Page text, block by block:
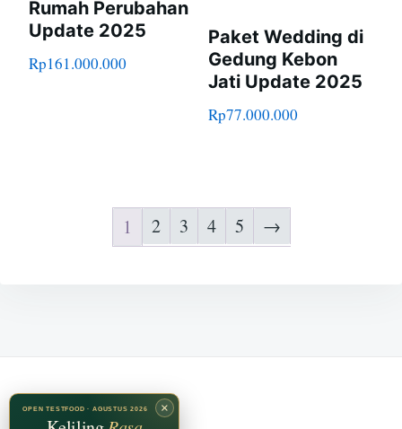
Rumah Perubahan
Update 2025
Rp161.000.000
Paket Wedding di
Gedung Kebon
Jati Update 2025
Rp77.000.000
1 2 3 4 5 →
×
OPEN TESTFOOD · AGUSTUS 2026